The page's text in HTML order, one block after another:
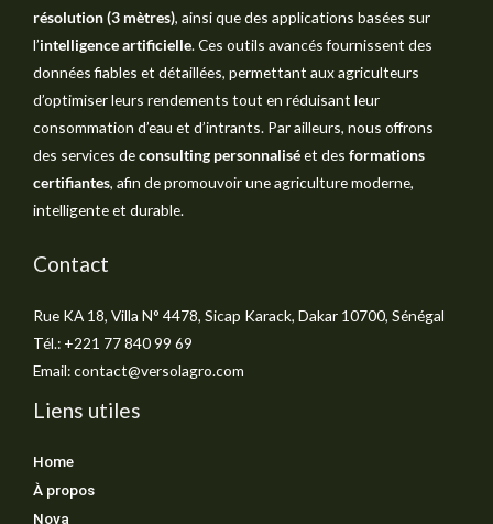
résolution (3 mètres), ainsi que des applications basées sur
l’intelligence artificielle. Ces outils avancés fournissent des
données fiables et détaillées, permettant aux agriculteurs
d’optimiser leurs rendements tout en réduisant leur
consommation d’eau et d’intrants. Par ailleurs, nous offrons
des services deconsulting personnaliséet des formations
certifiantes, afin de promouvoir une agriculture moderne,
intelligente et durable.
Contact
Rue KA 18, Villa N° 4478, Sicap Karack, Dakar 10700, Sénégal
Tél.: +221 77 840 99 69
Email: contact@versolagro.com
Liens utiles
Home
À propos
Nova